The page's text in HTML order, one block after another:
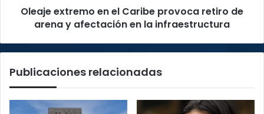
afectación
Oleaje extremo en el Caribe provoca retiro de
arena y afectación en la infraestructura
Publicaciones relacionadas